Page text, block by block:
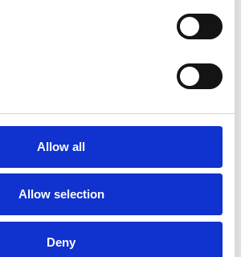
Allow all
Allow selection
Deny
dei fornitori, supportata da un
accurato e
acquisti da compiti ripetitivi e
del proprioalbo fornitori
diversità e resilienza nella